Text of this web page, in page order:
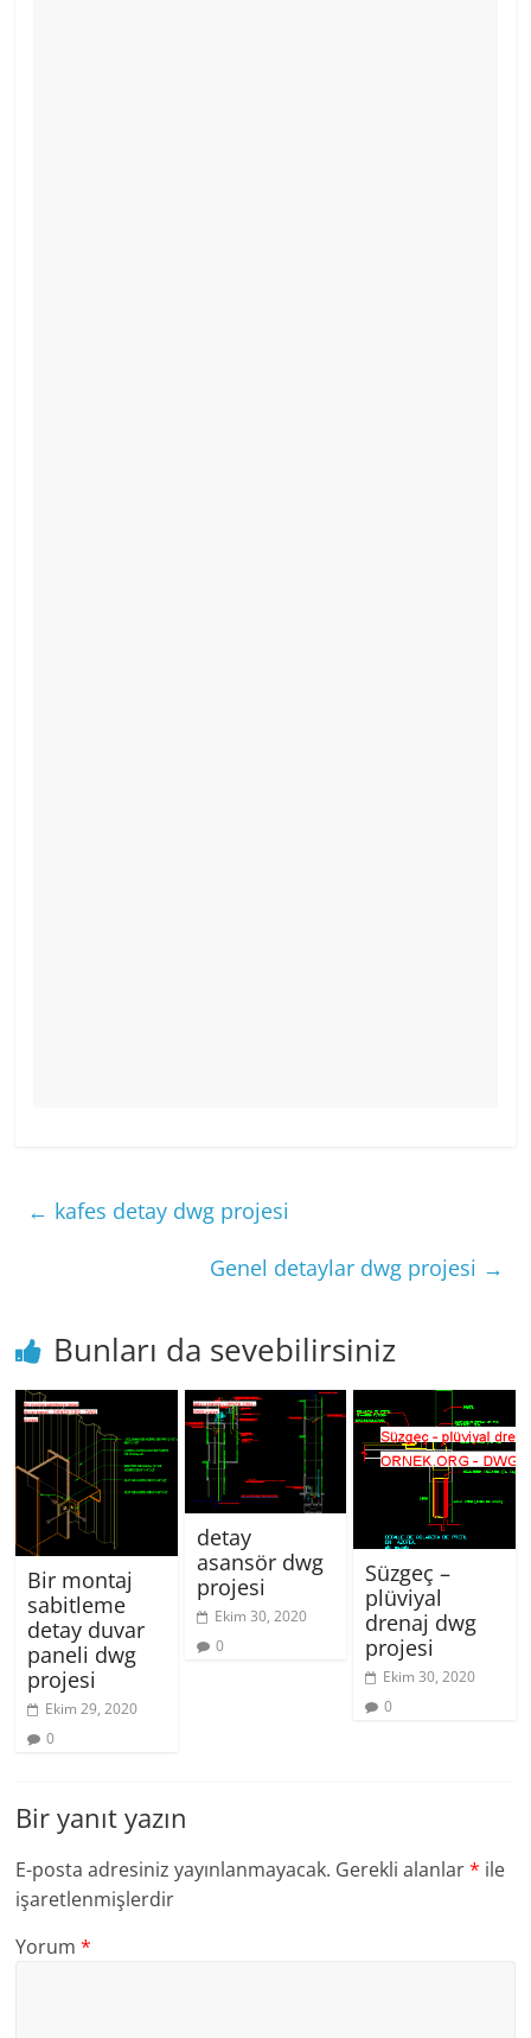
← kafes detay dwg projesi
Genel detaylar dwg projesi →
Bunları da sevebilirsiniz
Bir montaj
sabitleme
detay duvar
paneli dwg
projesi
Ekim 29, 2020
0
detay
asansör dwg
projesi
Ekim 30, 2020
0
Süzgeç –
plüviyal
drenaj dwg
projesi
Ekim 30, 2020
0
Bir yanıt yazın
E-posta adresiniz yayınlanmayacak. Gerekli alanlar* ile
işaretlenmişlerdir
Yorum*